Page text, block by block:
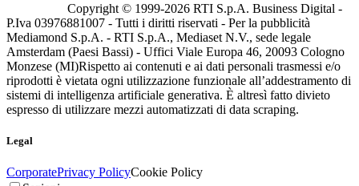
Copyright © 1999-2026 RTI S.p.A. Business Digital -
P.Iva 03976881007 - Tutti i diritti riservati - Per la pubblicità
Mediamond S.p.A. - RTI S.p.A., Mediaset N.V., sede legale
Amsterdam (Paesi Bassi) - Uffici Viale Europa 46, 20093 Cologno
Monzese (MI)Rispetto ai contenuti e ai dati personali trasmessi e/o
riprodotti è vietata ogni utilizzazione funzionale all’addestramento di
sistemi di intelligenza artificiale generativa. È altresì fatto divieto
espresso di utilizzare mezzi automatizzati di data scraping.
Legal
CorporatePrivacy PolicyCookie Policy